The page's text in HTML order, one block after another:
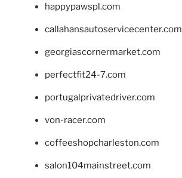
happypawspl.com
callahansautoservicecenter.com
georgiascornermarket.com
perfectfit24-7.com
portugalprivatedriver.com
von-racer.com
coffeeshopcharleston.com
salon104mainstreet.com